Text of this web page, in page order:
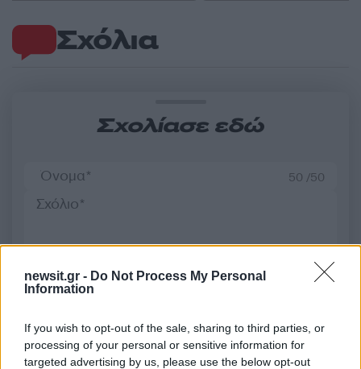
newsit.gr - Do Not Process My Personal
Information
If you wish to opt-out of the sale, sharing to third parties, or
processing of your personal or sensitive information for
targeted advertising by us, please use the below opt-out
Σχόλια
Σχολίασε εδώ
50 /50
2000 /2000
Όροι Χρήσης. Το site προστατεύεται από reCAPTCHA, ισχύουν
Πολιτική Απορρήτου &Όροι Χρήσηςτης Google.